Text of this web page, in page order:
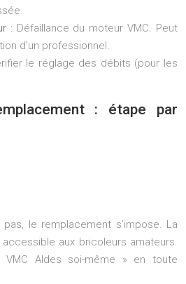
: Défaillance du moteur VMC. Peut
d’un professionnel.
le réglage des débits (pour les
: étape par
le remplacement s’impose. La
aux bricoleurs amateurs.
VMC Aldes soi-même » en toute